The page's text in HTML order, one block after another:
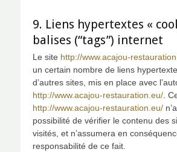
9. Liens hypertextes «
balises (“tags”) internet
Le site http://www.acajou-
un certain nombre de liens
d’autres sites, mis en place avec
http://www.acajou-restauration.eu/ .
http://www.acajou-restauration.eu/
possibilité de vérifier le contenu des
visités, et n’assumera en
responsabilité de ce fait.